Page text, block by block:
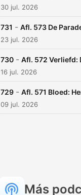
30 jul. 2026
731 - Afl. 573 De
23 jul. 2026
730 - Afl. 572 Verliefd:
16 jul. 2026
729 - Afl. 571 Bloed:
09 jul. 2026
Más